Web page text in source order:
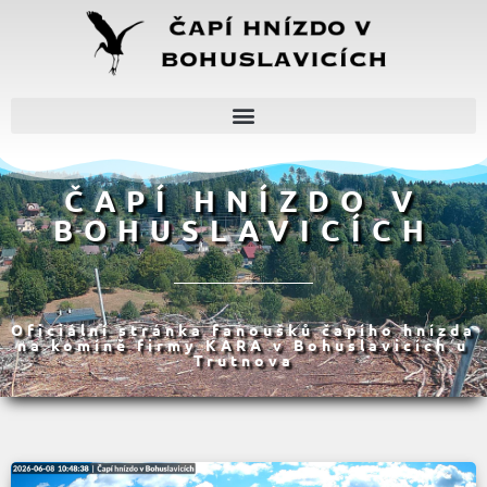
ČAPÍ HNÍZDO V
BOHUSLAVICÍCH
Oficiální stránka fanoušků čapího hnízda
na komíně firmy KARA v Bohuslavicích u
Trutnova